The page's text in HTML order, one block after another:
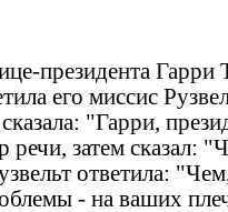
президента
его миссис
"Гарри,
речи, затем сказал:
ответила:
- на ваших